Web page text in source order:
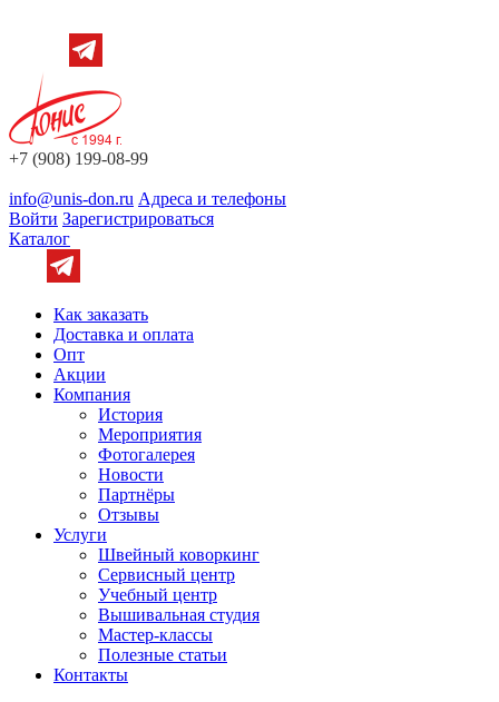
+7 (908) 199-08-99
info@unis-don.ru Адреса и телефоны
Войти Зарегистрироваться
Каталог
Как заказать
Доставка и оплата
Опт
Акции
Компания
История
Мероприятия
Фотогалерея
Новости
Партнёры
Отзывы
Услуги
Швейный коворкинг
Сервисный центр
Учебный центр
Вышивальная студия
Мастер-классы
Полезные статьи
Контакты